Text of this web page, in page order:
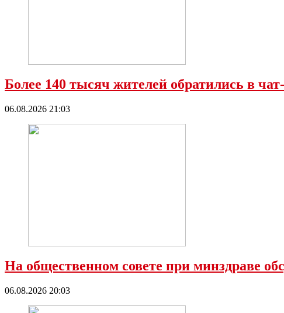
Более 140 тысяч жителей обратились в
06.08.2026 21:03
На общественном совете при минздраве
06.08.2026 20:03